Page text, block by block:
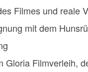
Filmes und reale
mit dem
Gloria Filmverleih,